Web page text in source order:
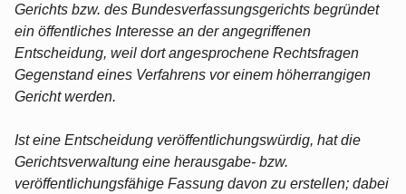
Gerichts bzw. des Bundesverfassungsgerichts begründet
ein öffentliches Interesse an der angegriffenen
Entscheidung, weil dort angesprochene Rechtsfragen
Gegenstand eines Verfahrens vor einem höherrangigen
Gericht werden.
Ist eine Entscheidung veröffentlichungswürdig, hat die
Gerichtsverwaltung eine herausgabe- bzw.
veröffentlichungsfähige Fassung davon zu erstellen; dabei